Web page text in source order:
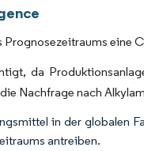
eine
da
Nachfrage nach
in der globalen
antreiben.